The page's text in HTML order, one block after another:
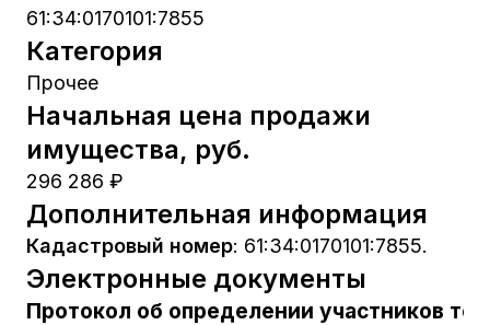
61:34:0170101:7855
Категория
Прочее
Начальная цена продажи
имущества, руб.
296 286 ₽
Дополнительная информация
Кадастровый номер: 61:34:0170101:7855.
Электронные документы
Протокол об определении участников